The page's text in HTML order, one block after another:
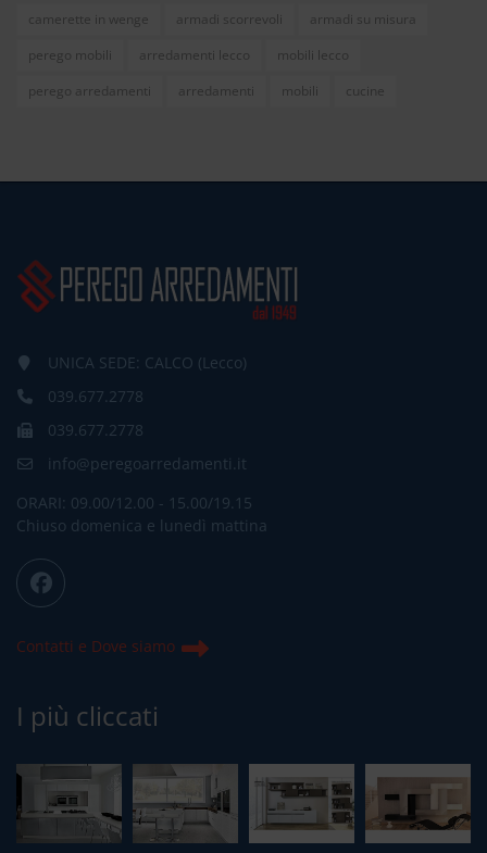
camerette in wenge
armadi scorrevoli
armadi su misura
perego mobili
arredamenti lecco
mobili lecco
perego arredamenti
arredamenti mobili cucine
UNICA SEDE: CALCO (Lecco)
039.677.2778
039.677.2778
info@peregoarredamenti.it
ORARI: 09.00/12.00 - 15.00/19.15
Chiuso domenica e lunedì mattina
Contatti e Dove siamo
I più cliccati